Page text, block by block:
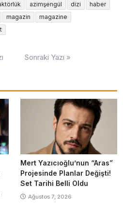
azimşengül dizi
haber
magazin
magazine
Sonraki Yazı »
Mert Yazıcıoğlu’nun “Aras”
Projesinde Planlar Değişti!
Set Tarihi Belli Oldu
Ağustos 7, 2026